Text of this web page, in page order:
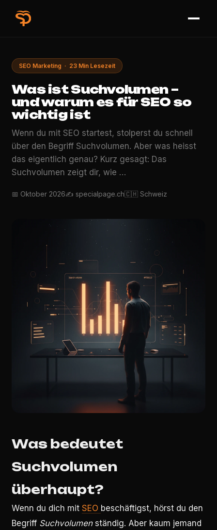
SEO Marketing · 23 Min Lesezeit
Was ist Suchvolumen –
und warum es für SEO so
wichtig ist
Wenn du mit SEO startest, stolperst du schnell
über den Begriff Suchvolumen. Aber was heisst
das eigentlich genau? Kurz gesagt: Das
Suchvolumen zeigt dir, wie …
📅 Oktober 2026✍️ specialpage.ch🇨🇭 Schweiz
Was bedeutet
Suchvolumen
überhaupt?
Wenn du dich mit SEO beschäftigst, hörst du den
Begriff Suchvolumenständig. Aber kaum jemand